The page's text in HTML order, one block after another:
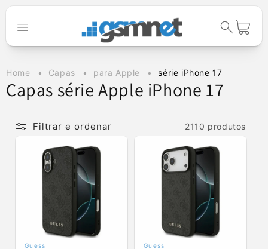
Saltar para o
Carrinho
Home Capas para Apple série iPhone 17
C
Capas série Apple iPhone 17
Filtrar e ordenar 2110 produtos
Guess Guess